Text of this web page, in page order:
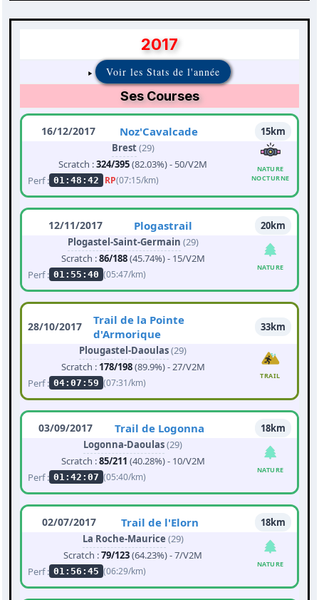
2017
Voir les Stats de l'année
Ses Courses
16/12/2017 Noz'Cavalcade
15km
Brest(29)
Scratch :324/395(82.03%) - 50/V2M
Perf : 01:48:42 RP(07:15/km)
NATURE
NOCTURNE
12/11/2017 Plogastrail
20km
Plogastel-Saint-Germain (29)
Scratch :86/188(45.74%) - 15/V2M
Perf : 01:55:40 (05:47/km)
NATURE
28/10/2017
Trail de la Pointe
d'Armorique
33km
Plougastel-Daoulas(29)
Scratch : 178/198(89.9%) - 27/V2M
Perf : 04:07:59 (07:31/km)
TRAIL
03/09/2017 Trail de Logonna
18km
Logonna-Daoulas(29)
Scratch :85/211 (40.28%) - 10/V2M
Perf : 01:42:07 (05:40/km)
NATURE
02/07/2017 Trail de l'Elorn
18km
La Roche-Maurice (29)
Scratch :79/123(64.23%) - 7/V2M
Perf : 01:56:45 (06:29/km)
NATURE